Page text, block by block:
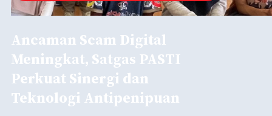
Ancaman Scam Digital
Meningkat, Satgas PASTI
Perkuat Sinergi dan
Teknologi Antipenipuan